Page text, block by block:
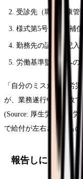
受診先（職員健康管
様式第5号（療養補
勤務先の証明欄記入
労働基準監督署への
「自分のミスだから労
が、業務遂行中の事故
(Source: 厚生労働省「
で給付が左右されるも
報告しにくいと